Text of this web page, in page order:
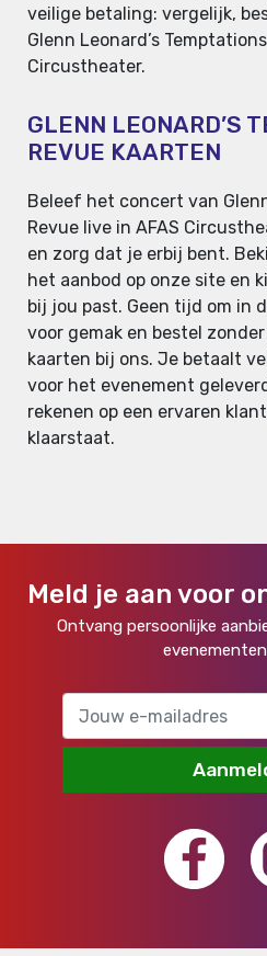
veilige betaling: vergelijk,
Glenn Leonard’s
Circustheater.
GLENN LEONARD’S
REVUE KAARTEN
Beleef het concert van
Revue live in AFAS
en zorg dat je erbij bent.
het aanbod op onze site en
bij jou past. Geen tijd om in
voor gemak en bestel
kaarten bij ons. Je betaalt
voor het evenement
rekenen op een ervaren
klaarstaat.
Meld je aan voor
Ontvang persoonlijke